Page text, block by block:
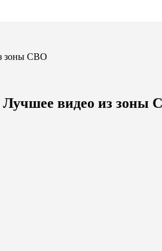
зоны СВО
Лучшее видео из зоны